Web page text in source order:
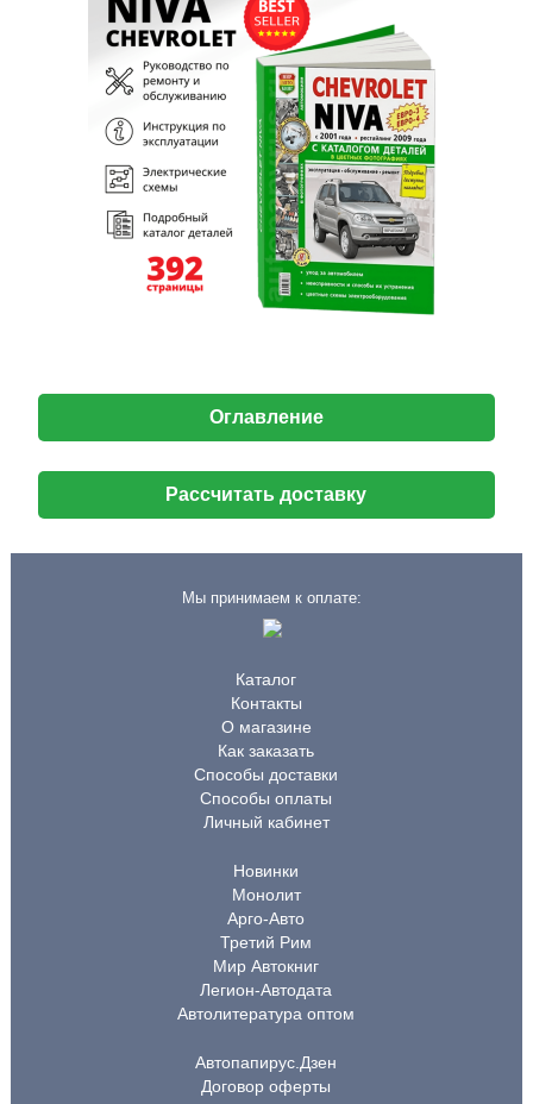
Оглавление
Рассчитать доставку
Мы принимаем к оплате:
Каталог
Контакты
О магазине
Как заказать
Способы доставки
Способы оплаты
Личный кабинет
Новинки
Монолит
Арго-Авто
Третий Рим
Мир Автокниг
Легион-Автодата
Автолитература оптом
Автопапирус.Дзен
Договор оферты